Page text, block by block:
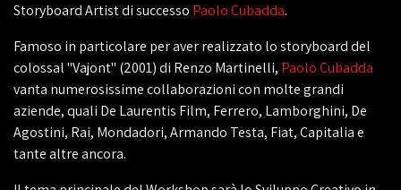
Storyboard Artist di successo Paolo Cubadda.
Famoso in particolare per aver realizzato lo storyboard del
colossal "Vajont" (2001) di Renzo Martinelli, Paolo Cubadda
vanta numerosissime collaborazioni con molte grandi
aziende, quali De Laurentis Film, Ferrero, Lamborghini, De
Agostini, Rai, Mondadori, Armando Testa, Fiat, Capitalia e
tante altre ancora.